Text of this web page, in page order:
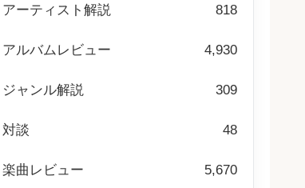
アーティスト解説 818
アルバムレビュー 4,930
ジャンル解説 309
対談 48
楽曲レビュー 5,670